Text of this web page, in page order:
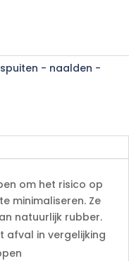
spuiten - naalden -
om het risico op
minimaliseren. Ze
natuurlijk rubber.
afval in vergelijking